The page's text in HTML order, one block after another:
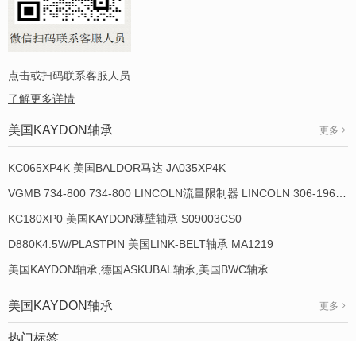
点击或扫码联系客服人员
了解更多详情
美国KAYDON轴承 更多
KC065XP4K 美国BALDOR马达 JA035XP4K
KC180XP0 美国KAYDON薄壁轴承 S09003CS0
D880K4.5W/PLASTPIN 美国LINK-BELT轴承 MA1219
美国KAYDON轴承,德国ASKUBAL轴承,美国BWC轴承
美国KAYDON轴承 更多
热门标签